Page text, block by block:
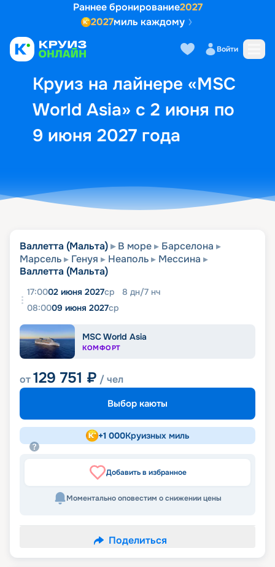
Раннее бронирование2027
2027миль каждому
Войти
Круиз на лайнере «MSC
World Asia» с 2 июня по
9 июня 2027 года
Выбор кают Маршрут и
Валлетта (Мальта) В море
Барселона
Марсель
Генуя Неаполь
Мессина
Валлетта (Мальта)
17:0002 июня 2027ср 8 дн/7 нч
08:0009 июня 2027ср
MSC World Asia
КОМФОРТ
от129 751 ₽ / чел
Выбор каюты
+1 000Круизных миль
Добавить в избранное
Моментально оповестим о снижении цены
Поделиться